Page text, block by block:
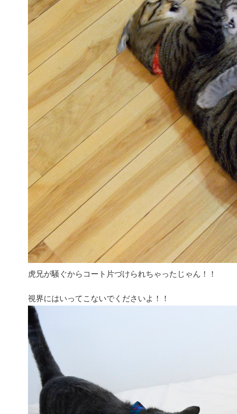
虎兄が騒ぐからコート片づけられちゃったじゃん！！
視界にはいってこないでくださいよ！！